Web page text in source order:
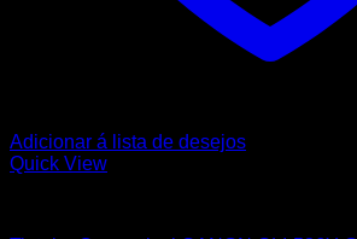
Adicionar á lista de desejos
Quick View